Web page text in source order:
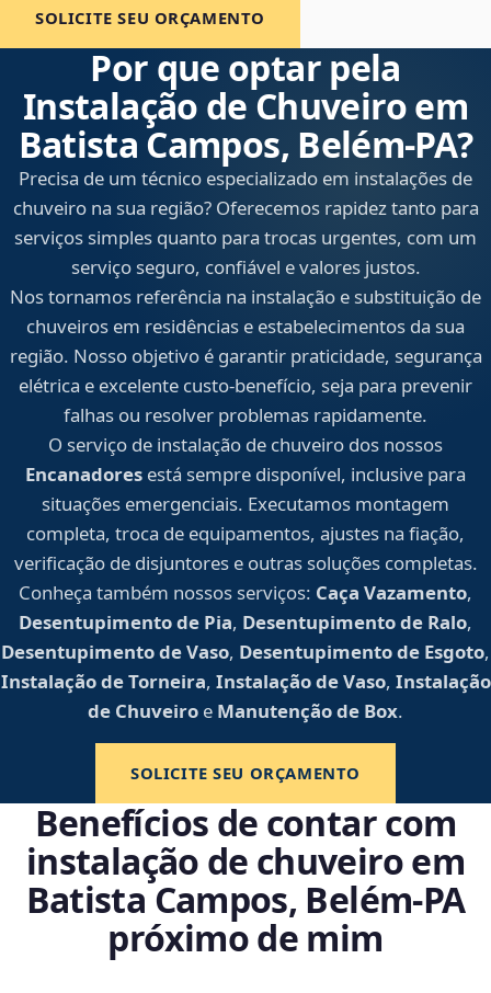
SOLICITE SEU ORÇAMENTO
Por que optar pela
Instalação de Chuveiro em
Batista Campos, Belém‑PA?
Precisa de um técnico especializado em instalações de
chuveiro na sua região? Oferecemos rapidez tanto para
serviços simples quanto para trocas urgentes, com um
serviço seguro, confiável e valores justos.
Nos tornamos referência na instalação e substituição de
chuveiros em residências e estabelecimentos da sua
região. Nosso objetivo é garantir praticidade, segurança
elétrica e excelente custo-benefício, seja para prevenir
falhas ou resolver problemas rapidamente.
O serviço de instalação de chuveiro dos nossos
Encanadores está sempre disponível, inclusive para
situações emergenciais. Executamos montagem
completa, troca de equipamentos, ajustes na fiação,
verificação de disjuntores e outras soluções completas.
Conheça também nossos serviços: Caça Vazamento,
Desentupimento de Pia, Desentupimento de Ralo,
Desentupimento de Vaso, Desentupimento de Esgoto,
Instalação de Torneira, Instalação de Vaso, Instalação
de Chuveiro e Manutenção de Box.
SOLICITE SEU ORÇAMENTO
Benefícios de contar com
instalação de chuveiro em
Batista Campos, Belém‑PA
próximo de mim